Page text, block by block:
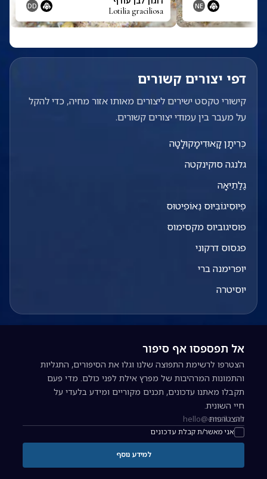
NE
Lotilia graciliosa
DD
דפי יצורים קשורים
קישורי טקסט ישירים ליצורים מאותו אזור מחיה, כדי להקל
על מעבר בין עמודי יצורים קשורים.
כְּרִיתָן קָאוּדִימָקוּלָטָה
גלנגה סוקינקטה
גַלַתֵיאָה
פְיוּסִיגוֹבִּיּוּס נֵאוֹפִיטוּס
פוסיגוביוס מקסימוס
פגסוס דרקוני
יופרימנה ברי
יוסיטרה
אל תפספסו אף סיפור
הצטרפו לרשימת התפוצה שלנו וגלו את הסיפורים, התגליות
והתמונות המרהיבות של מפרץ אילת לפני כולם. מדי פעם
תקבלו מאתנו עדכונים, תכנים מקוריים ומידע בלעדי על
חיי השונית.
כתובת אימייל להרשמה לניוזלטר
אני מאשר/ת קבלת עדכונים
להצטרפות
למידע נוסף